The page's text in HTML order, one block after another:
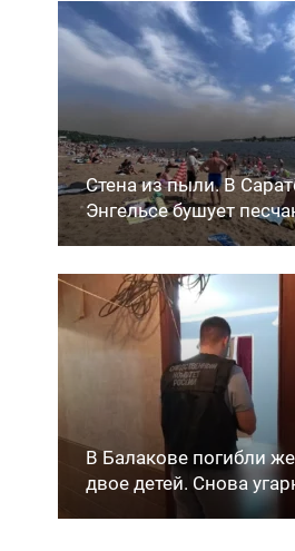
Стена из пыли. В
Энгельсе бушует
В Балакове погибли
двое детей. Снова